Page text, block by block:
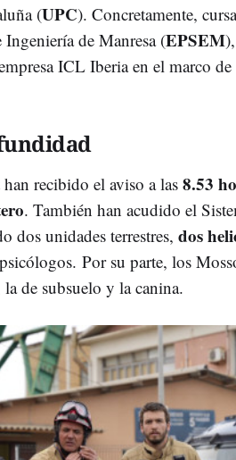
(UPC). Concretamente,
de Manresa (EPSEM
ICL Iberia en el marco
recibido el aviso a las 8.53
. También han acudido el
dos unidades terrestres, dos
Por su parte, los
de subsuelo y la canina.